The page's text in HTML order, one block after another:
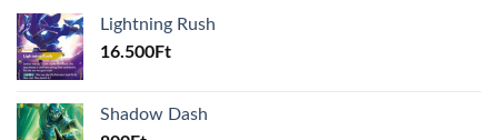
Lightning Rush
16.500Ft
Shadow Dash